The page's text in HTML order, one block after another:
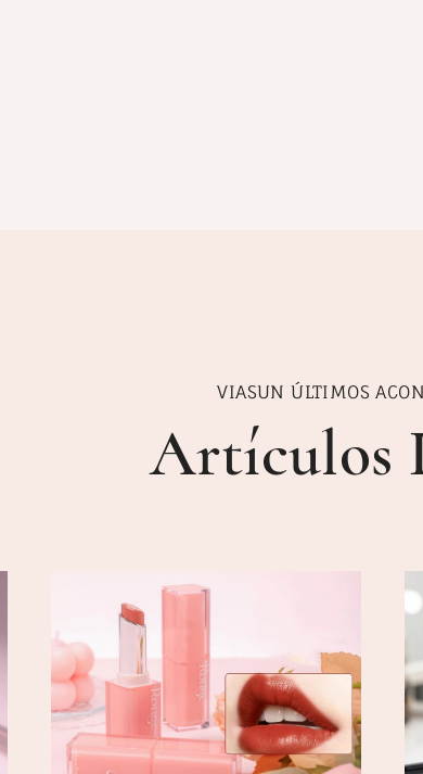
VIASUN ÚLTIMOS
Artículos